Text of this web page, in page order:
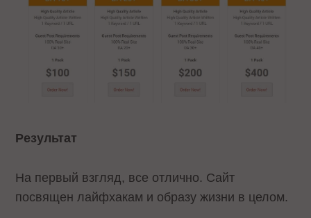
Результат
На первый взгляд, все отлично. Сайт
посвящен лайфхакам и образу жизни в целом.